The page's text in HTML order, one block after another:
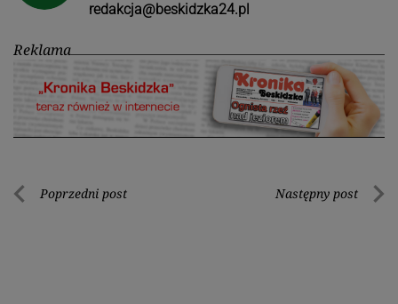
redakcja@beskidzka24.pl
Reklama
Nawigacja
Poprzedni post Następny post